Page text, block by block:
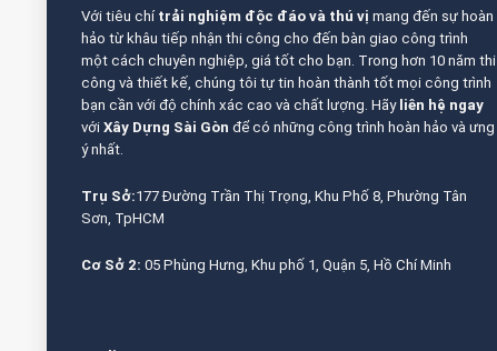
Với tiêu chí trải nghiệm độc đáo và thú vị mang đến sự hoàn
hảo từ khâu tiếp nhận thi công cho đến bàn giao công trình
một cách chuyên nghiệp, giá tốt cho bạn. Trong hơn 10 năm thi
công và thiết kế, chúng tôi tự tin hoàn thành tốt mọi công trình
bạn cần với độ chính xác cao và chất lượng. Hãy liên hệ ngay
với Xây Dựng Sài Gòn để có những công trình hoàn hảo và ưng
ý nhất.
Trụ Sở:177 Đường Trần Thị Trọng, Khu Phố 8, Phường Tân
Sơn, TpHCM
Cơ Sở 2: 05 Phùng Hưng, Khu phố 1, Quận 5, Hồ Chí Minh